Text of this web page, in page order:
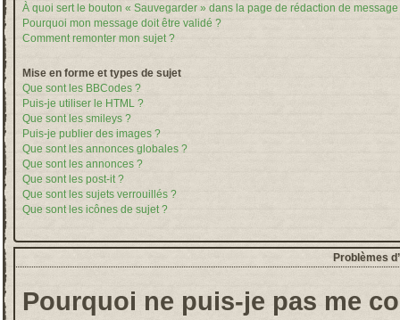
À quoi sert le bouton « Sauvegarder » dans la page de rédaction de message
Pourquoi mon message doit être validé ?
Comment remonter mon sujet ?
Mise en forme et types de sujet
Que sont les BBCodes ?
Puis-je utiliser le HTML ?
Que sont les smileys ?
Puis-je publier des images ?
Que sont les annonces globales ?
Que sont les annonces ?
Que sont les post-it ?
Que sont les sujets verrouillés ?
Que sont les icônes de sujet ?
Problèmes
Pourquoi ne puis-je pas me